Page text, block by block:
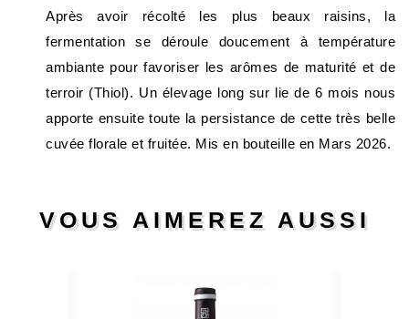
Après avoir récolté les plus beaux raisins, la
fermentation se déroule doucement à température
ambiante pour favoriser les arômes de maturité et de
terroir (Thiol). Un élevage long sur lie de 6 mois nous
apporte ensuite toute la persistance de cette très belle
cuvée florale et fruitée. Mis en bouteille en Mars 2026.
VOUS AIMEREZ AUSSI